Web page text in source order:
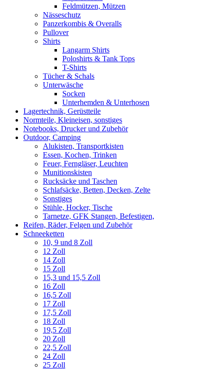
Feldmützen, Mützen
Nässeschutz
Panzerkombis & Overalls
Pullover
Shirts
Langarm Shirts
Poloshirts & Tank Tops
T-Shirts
Tücher & Schals
Unterwäsche
Socken
Unterhemden & Unterhosen
Lagertechnik, Gerüstteile
Normteile, Kleineisen, sonstiges
Notebooks, Drucker und Zubehör
Outdoor, Camping
Alukisten, Transportkisten
Essen, Kochen, Trinken
Feuer, Ferngläser, Leuchten
Munitionskisten
Rucksäcke und Taschen
Schlafsäcke, Betten, Decken, Zelte
Sonstiges
Stühle, Hocker, Tische
Tarnetze, GFK Stangen, Befestigen,
Reifen, Räder, Felgen und Zubehör
Schneeketten
10, 9 und 8 Zoll
12 Zoll
14 Zoll
15 Zoll
15,3 und 15,5 Zoll
16 Zoll
16,5 Zoll
17 Zoll
17,5 Zoll
18 Zoll
19,5 Zoll
20 Zoll
22,5 Zoll
24 Zoll
25 Zoll